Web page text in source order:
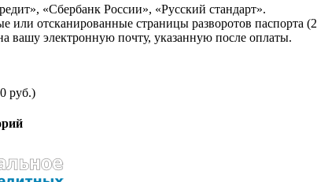
«Сбербанк России», «Русский стандарт».
или отсканированные страницы разворотов паспорта
вашу электронную почту, указанную после оплаты.
руб.)